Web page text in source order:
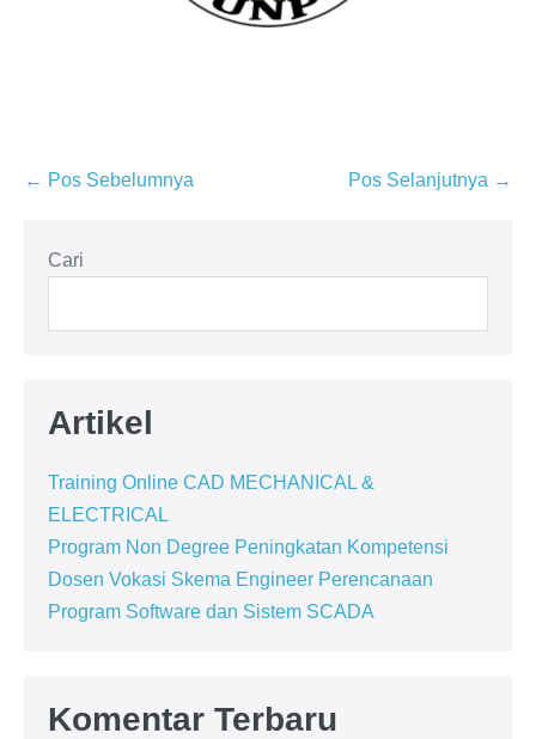
Navigasi
← Pos Sebelumnya Pos Selanjutnya →
Cari
Artikel
Training Online CAD MECHANICAL &
ELECTRICAL
Program Non Degree Peningkatan Kompetensi
Dosen Vokasi Skema Engineer Perencanaan
Program Software dan Sistem SCADA
Komentar Terbaru